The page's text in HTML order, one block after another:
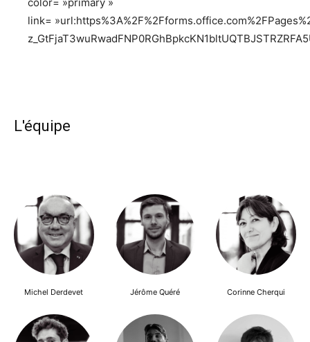
link=
L'équipe
Michel Derdevet Jérôme Quéré Corinne Cherqui